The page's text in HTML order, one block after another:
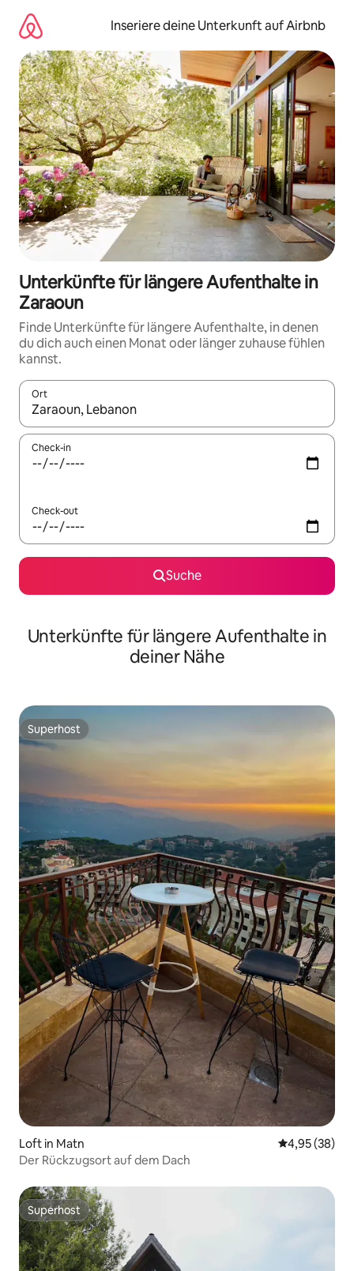
Inhalten
springen
Inseriere deine Unterkunft auf Airbnb
Unterkünfte für längere Aufenthalte in
Zaraoun
Finde Unterkünfte für längere Aufenthalte, in denen
du dich auch einen Monat oder länger zuhause fühlen
kannst.
Ort
Wenn Ergebnisse verfügbar sind, navigiere mit den
Check-in
Check-out
Suche
Unterkünfte für längere Aufenthalte in
deiner Nähe
Superhost
Superhost
Loft in Matn
4,95 (38)
Der Rückzugsort auf dem Dach
Superhost
Superhost